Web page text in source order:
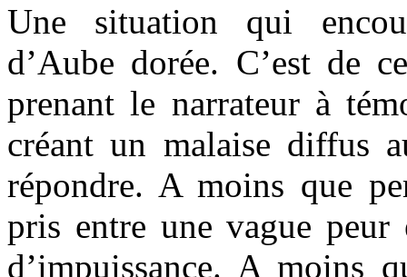
Une situation qui
d’Aube dorée. C’est de
prenant le narrateur à
créant un malaise diffus
répondre. A moins que
pris entre une vague
d’impuissance. A moins